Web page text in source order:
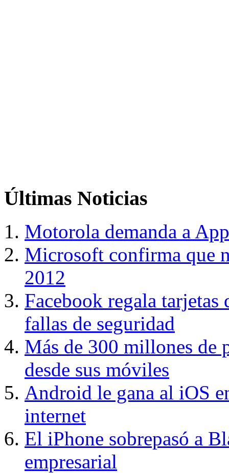
Últimas Noticias
Motorola demanda a
Microsoft confirma que
2012
Facebook regala tarjetas
fallas de seguridad
Más de 300 millones de
desde sus móviles
Android le gana al iOS
internet
El iPhone sobrepasó a
empresarial